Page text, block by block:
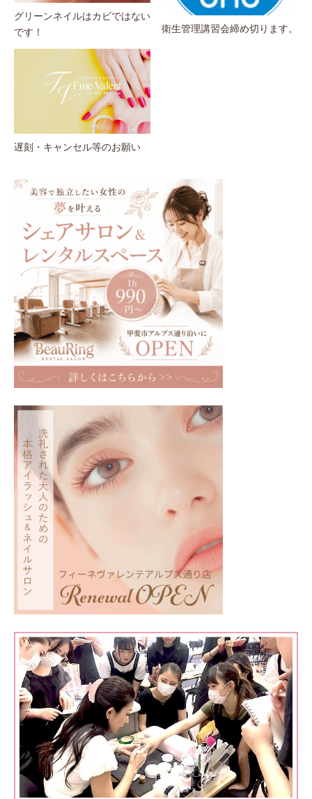
グリーンネイルはカビではない
です！
衛生管理講習会締め切ります。
遅刻・キャンセル等のお願い